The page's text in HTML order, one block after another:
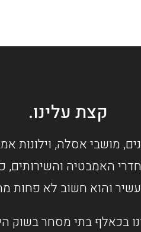
קצת עלינו.
מושבי אסלה, וילונות
האמבטיה והשירותים,
והוא חשוב לא
בכאלף בתי מסחר בשוק